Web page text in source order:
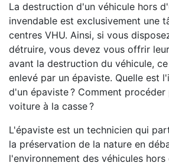
La destruction d'un véhicule hors
invendable est exclusivement une
centres VHU. Ainsi, si vous
détruire, vous devez vous offrir
avant la destruction du véhicule,
enlevé par un épaviste. Quelle est
d'un épaviste ? Comment
voiture à la casse ?
L'épaviste est un technicien qui
la préservation de la nature en
l'environnement des véhicules hors